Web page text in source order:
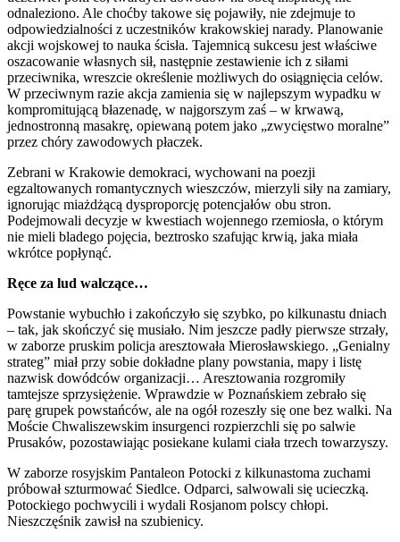
odnaleziono. Ale choćby takowe się pojawiły, nie zdejmuje to
odpowiedzialności z uczestników krakowskiej narady. Planowanie
akcji wojskowej to nauka ścisła. Tajemnicą sukcesu jest właściwe
oszacowanie własnych sił, następnie zestawienie ich z siłami
przeciwnika, wreszcie określenie możliwych do osiągnięcia celów.
W przeciwnym razie akcja zamienia się w najlepszym wypadku w
kompromitującą błazenadę, w najgorszym zaś – w krwawą,
jednostronną masakrę, opiewaną potem jako „zwycięstwo moralne”
przez chóry zawodowych płaczek.
Zebrani w Krakowie demokraci, wychowani na poezji
egzaltowanych romantycznych wieszczów, mierzyli siły na zamiary,
ignorując miażdżącą dysproporcję potencjałów obu stron.
Podejmowali decyzje w kwestiach wojennego rzemiosła, o którym
nie mieli bladego pojęcia, beztrosko szafując krwią, jaka miała
wkrótce popłynąć.
Ręce za lud walczące…
Powstanie wybuchło i zakończyło się szybko, po kilkunastu dniach
– tak, jak skończyć się musiało. Nim jeszcze padły pierwsze strzały,
w zaborze pruskim policja aresztowała Mierosławskiego. „Genialny
strateg” miał przy sobie dokładne plany powstania, mapy i listę
nazwisk dowódców organizacji… Aresztowania rozgromiły
tamtejsze sprzysiężenie. Wprawdzie w Poznańskiem zebrało się
parę grupek powstańców, ale na ogół rozeszły się one bez walki. Na
Moście Chwaliszewskim insurgenci rozpierzchli się po salwie
Prusaków, pozostawiając posiekane kulami ciała trzech towarzyszy.
W zaborze rosyjskim Pantaleon Potocki z kilkunastoma zuchami
próbował szturmować Siedlce. Odparci, salwowali się ucieczką.
Potockiego pochwycili i wydali Rosjanom polscy chłopi.
Nieszczęśnik zawisł na szubienicy.